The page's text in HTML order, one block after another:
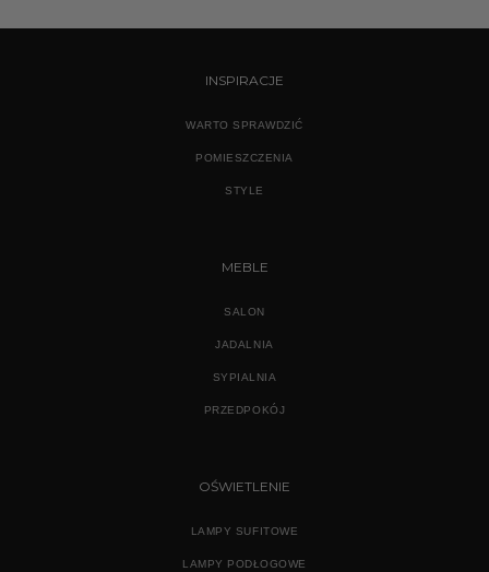
do
INSPIRACJE
WARTO SPRAWDZIĆ
POMIESZCZENIA
STYLE
MEBLE
SALON
JADALNIA
SYPIALNIA
PRZEDPOKÓJ
OŚWIETLENIE
LAMPY SUFITOWE
LAMPY PODŁOGOWE